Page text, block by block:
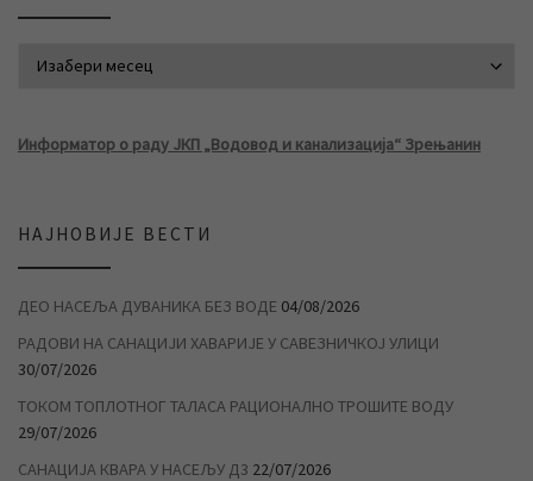
Информатор о раду ЈКП „Водовод и канализација“ Зрењанин
НАЈНОВИЈЕ ВЕСТИ
ДЕО НАСЕЉА ДУВАНИКА БЕЗ ВОДЕ 04/08/2026
РАДОВИ НА САНАЦИЈИ ХАВАРИЈЕ У САВЕЗНИЧКОЈ УЛИЦИ
30/07/2026
ТОКОМ ТОПЛОТНОГ ТАЛАСА РАЦИОНАЛНО ТРОШИТЕ ВОДУ
29/07/2026
САНАЦИЈА КВАРА У НАСЕЉУ Д3 22/07/2026